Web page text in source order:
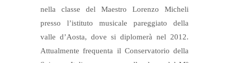
nella classe del Maestro Lorenzo Micheli
presso l’istituto musicale pareggiato della
valle d’Aosta, dove si diplomerà nel 2012.
Attualmente frequenta il Conservatorio della